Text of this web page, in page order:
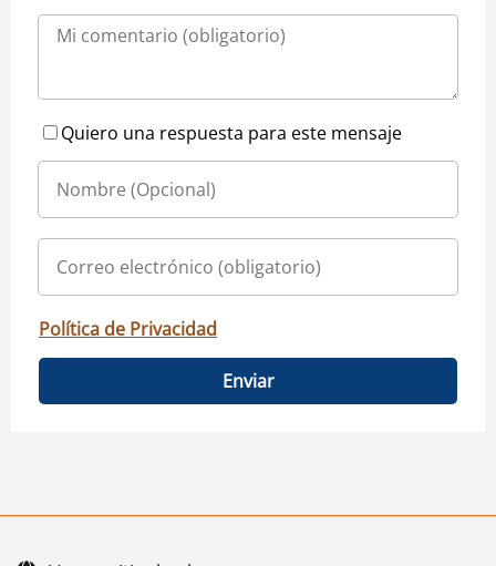
Quiero una respuesta para este mensaje
Política de Privacidad
Enviar